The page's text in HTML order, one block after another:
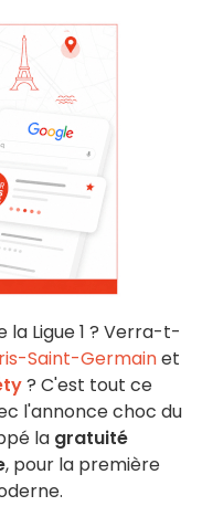
Ligue 1 ? Verra-t-
Saint-Germainet
? C'est tout ce
l'annonce choc du
la gratuité
, pour la première